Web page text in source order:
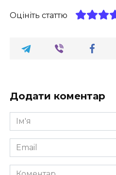
Оцініть статтю
Додати коментар
Ім'я
*
Email
*
Коментар